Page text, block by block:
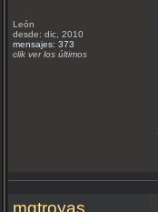
León
desde: dic, 2010
mensajes: 373
clik ver los últimos
mgtroyas